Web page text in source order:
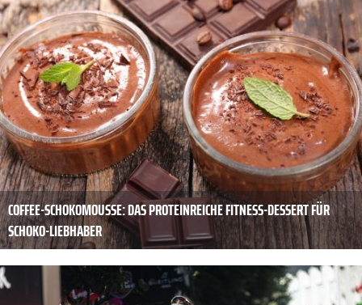
COFFEE-SCHOKOMOUSSE: DAS PROTEINREICHE FITNESS-DESSERT FÜR
SCHOKO-LIEBHABER